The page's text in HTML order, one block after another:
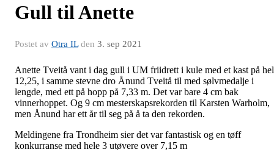
Gull til Anette
Postet av Otra ILden 3. sep 2021
Anette Tveitå vant i dag gull i UM friidrett i kule med et kast på
12,25, i samme stevne dro Ånund Tveitå til med sølvmedalje i
lengde, med ett på hopp på 7,33 m. Det var bare 4 cm bak
vinnerhoppet. Og 9 cm mesterskapsrekorden til Karsten Warholm,
men Ånund har ett år til seg på å ta den rekorden.
Meldingene fra Trondheim sier det var fantastisk og en tøff
konkurranse med hele 3 utøvere over 7,15 m